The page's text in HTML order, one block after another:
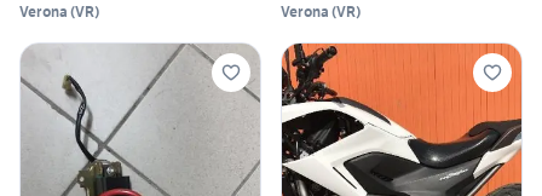
Verona (VR) Verona (VR)